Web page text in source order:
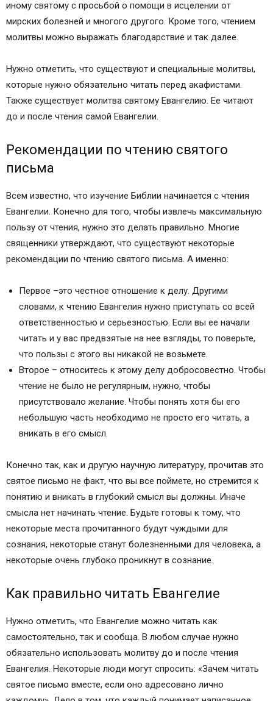
иному святому с просьбой о помощи в исцелении от
мирских болезней и многого другого. Кроме того, чтением
молитвы можно выражать благодарствие и так далее.
Нужно отметить, что существуют и специальные молитвы,
которые нужно обязательно читать перед акафистами.
Также существует молитва святому Евангелию. Ее читают
до и после чтения самой Евангелии.
Рекомендации по чтению святого
письма
Всем известно, что изучение Библии начинается с чтения
Евангелии. Конечно для того, чтобы извлечь максимальную
пользу от чтения, нужно это делать правильно. Многие
священники утверждают, что существуют некоторые
рекомендации по чтению святого письма. А именно:
Первое –это честное отношение к делу. Другими
словами, к чтению Евангелия нужно приступать со всей
ответственностью и серьезностью. Если вы ее начали
читать и у вас предвзятые на нее взгляды, то поверьте,
что пользы с этого вы никакой не возьмете.
Второе – относитесь к этому делу добросовестно. Чтобы
чтение не было не регулярным, нужно, чтобы
присутствовало желание. Чтобы понять хотя бы его
небольшую часть необходимо не просто его читать, а
вникать в его смысл.
Конечно так, как и другую научную литературу, прочитав это
святое письмо не факт, что вы все поймете, но стремится к
понятию и вникать в глубокий смысл вы должны. Иначе
смысла нет начинать чтение. Будьте готовы к тому, что
некоторые места прочитанного будут чуждыми для
сознания, некоторые станут болезненными для человека, а
некоторые очень глубоко проникнут в сознание.
Как правильно читать Евангелие
Нужно отметить, что Евангелие можно читать как
самостоятельно, так и сообща. В любом случае нужно
обязательно использовать молитву до и после чтения
Евангелия. Некоторые люди могут спросить: «Зачем читать
святое письмо вместе, если оно адресовано лично